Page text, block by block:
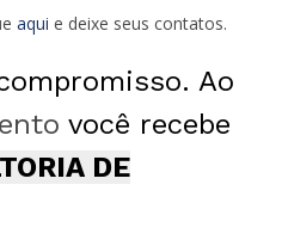
aqui e deixe seus contatos.
Ao
você recebe
DE